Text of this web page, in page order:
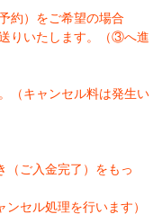
約）をご希望の場合
りいたします。（③へ進
（キャンセル料は発生い
ご入金完了）をもっ
セル処理を行います）